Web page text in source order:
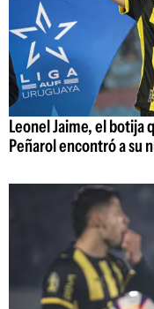
Leonel Jaime, el botija
Peñarol encontró a su